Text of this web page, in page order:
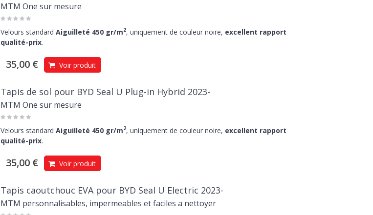
MTM One sur mesure
Velours standard Aiguilleté 450 gr/m2, uniquement de couleur noire, excellent rapport
qualité-prix.
35,00 € Voir produit
Tapis de sol pour BYD Seal U Plug-in Hybrid 2023-
MTM One sur mesure
Velours standard Aiguilleté 450 gr/m2, uniquement de couleur noire, excellent rapport
qualité-prix.
35,00 € Voir produit
Tapis caoutchouc EVA pour BYD Seal U Electric 2023-
MTM personnalisables, impermeables et faciles a nettoyer